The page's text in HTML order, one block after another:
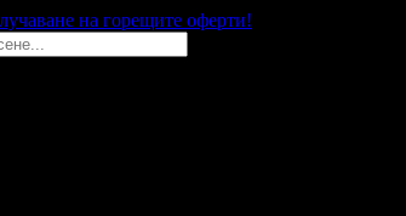
на горещите оферти!